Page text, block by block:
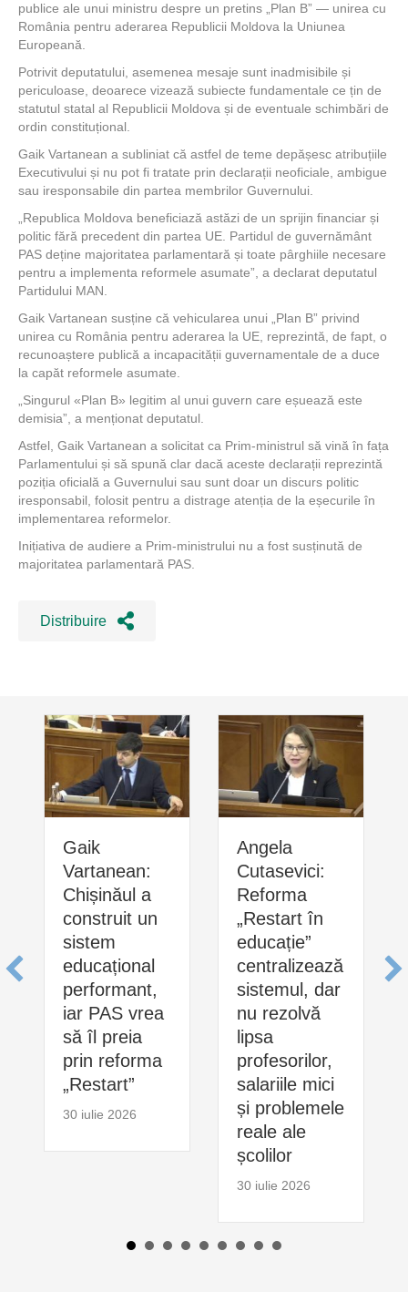
publice ale unui ministru despre un pretins „Plan B” — unirea cu
România pentru aderarea Republicii Moldova la Uniunea
Europeană.
Potrivit deputatului, asemenea mesaje sunt inadmisibile și
periculoase, deoarece vizează subiecte fundamentale ce țin de
statutul statal al Republicii Moldova și de eventuale schimbări de
ordin constituțional.
Gaik Vartanean a subliniat că astfel de teme depășesc atribuțiile
Executivului și nu pot fi tratate prin declarații neoficiale, ambigue
sau iresponsabile din partea membrilor Guvernului.
„Republica Moldova beneficiază astăzi de un sprijin financiar și
politic fără precedent din partea UE. Partidul de guvernământ
PAS deține majoritatea parlamentară și toate pârghiile necesare
pentru a implementa reformele asumate”, a declarat deputatul
Partidului MAN.
Gaik Vartanean susține că vehicularea unui „Plan B” privind
unirea cu România pentru aderarea la UE, reprezintă, de fapt, o
recunoaștere publică a incapacității guvernamentale de a duce
la capăt reformele asumate.
„Singurul «Plan B» legitim al unui guvern care eșuează este
demisia”, a menționat deputatul.
Astfel, Gaik Vartanean a solicitat ca Prim-ministrul să vină în fața
Parlamentului și să spună clar dacă aceste declarații reprezintă
poziția oficială a Guvernului sau sunt doar un discurs politic
iresponsabil, folosit pentru a distrage atenția de la eșecurile în
implementarea reformelor.
Inițiativa de audiere a Prim-ministrului nu a fost susținută de
majoritatea parlamentară PAS.
Distribuire
Gaik
Vartanean:
Chișinăul a
construit un
sistem
educațional
performant,
iar PAS vrea
să îl preia
prin reforma
„Restart”
30 iulie 2026
Angela
Cutasevici:
Reforma
„Restart în
educație”
centralizează
sistemul, dar
nu rezolvă
lipsa
profesorilor,
salariile mici
și problemele
reale ale
școlilor
30 iulie 2026